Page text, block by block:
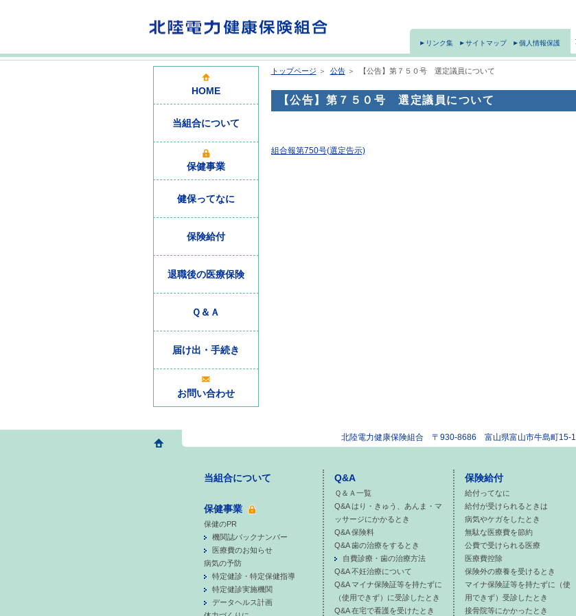
リンク集 サイトマップ 個人情報保護
HOME
当組合について
保健事業
健保ってなに
保険給付
退職後の医療保険
Ｑ＆Ａ
届け出・手続き
お問い合わせ
トップページ ＞ 公告＞ 【公告】第７５０号 選定議員について
【公告】第７５０号 選定議員について
組合報第750号(選定告示)
北陸電力健康保険組合 〒930-8686 富山県富山市牛島町15-1
当組合について
保健事業
保健のPR
機関誌バックナンバー
医療費のお知らせ
病気の予防
特定健診・特定保健指導
特定健診実施機関
データヘルス計画
Q&A
Ｑ＆Ａ一覧
Q&A はり・きゅう、あんま・マ
ッサージにかかるとき
Q&A 保険料
Q&A 歯の治療をするとき
自費診療・歯の治療方法
Q&A 不妊治療について
Q&A マイナ保険証等を持たずに
（使用できず）に受診したとき
Q&A 在宅で看護を受けたとき
保険給付
給付ってなに
給付が受けられるときは
病気やケガをしたとき
無駄な医療費を節約
公費で受けられる医療
医療費控除
保険外の療養を受けるとき
マイナ保険証等を持たずに（使
用できず）受診したとき
接骨院等にかかったとき